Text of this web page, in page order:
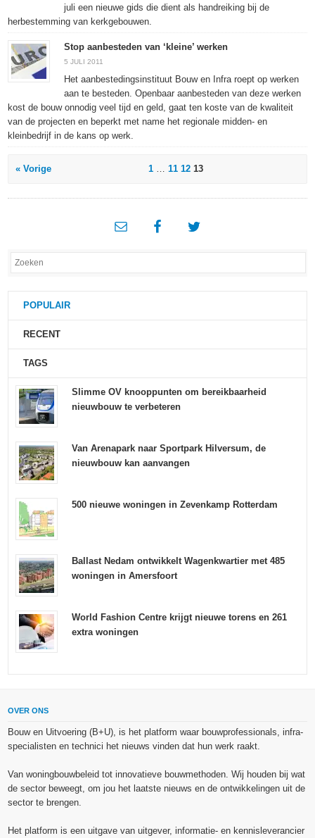
juli een nieuwe gids die dient als handreiking bij de
herbestemming van kerkgebouwen.
Stop aanbesteden van ‘kleine’ werken
5 JULI 2011
Het aanbestedingsinstituut Bouw en Infra roept op werken
aan te besteden. Openbaar aanbesteden van deze werken
kost de bouw onnodig veel tijd en geld, gaat ten koste van de kwaliteit
van de projecten en beperkt met name het regionale midden- en
kleinbedrijf in de kans op werk.
« Vorige 1 … 11 12 13
POPULAIR
RECENT
TAGS
Slimme OV knooppunten om bereikbaarheid
nieuwbouw te verbeteren
Van Arenapark naar Sportpark Hilversum, de
nieuwbouw kan aanvangen
500 nieuwe woningen in Zevenkamp Rotterdam
Ballast Nedam ontwikkelt Wagenkwartier met 485
woningen in Amersfoort
World Fashion Centre krijgt nieuwe torens en 261
extra woningen
OVER ONS
Bouw en Uitvoering (B+U), is het platform waar bouwprofessionals, infra-
specialisten en technici het nieuws vinden dat hun werk raakt.
Van woningbouwbeleid tot innovatieve bouwmethoden. Wij houden bij wat
de sector beweegt, om jou het laatste nieuws en de ontwikkelingen uit de
sector te brengen.
Het platform is een uitgave van uitgever, informatie- en kennisleverancier